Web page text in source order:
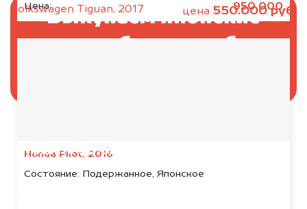
Цена: 950.000
Honda Pilot, 2016
Состояние: Подержанное, Японское
Volkswagen Tiguan, 2017
цена 550.000 руб.
Выкупаем японские
автомобили в любом
Отправьте фотографии автомобиля — через